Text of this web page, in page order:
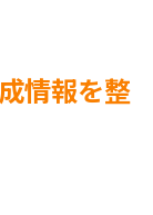
情報を整